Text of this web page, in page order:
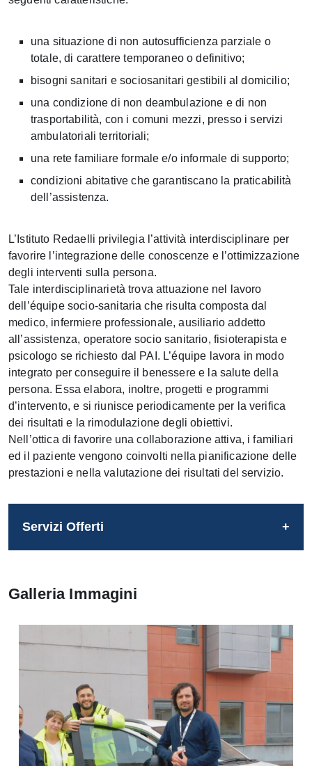
una situazione di non autosufficienza parziale o
totale, di carattere temporaneo o definitivo;
bisogni sanitari e sociosanitari gestibili al domicilio;
una condizione di non deambulazione e di non
trasportabilità, con i comuni mezzi, presso i servizi
ambulatoriali territoriali;
una rete familiare formale e/o informale di supporto;
condizioni abitative che garantiscano la praticabilità
dell’assistenza.
L’Istituto Redaelli privilegia l’attività interdisciplinare per
favorire l’integrazione delle conoscenze e l’ottimizzazione
degli interventi sulla persona.
Tale interdisciplinarietà trova attuazione nel lavoro
dell’équipe socio-sanitaria che risulta composta dal
medico, infermiere professionale, ausiliario addetto
all’assistenza, operatore socio sanitario, fisioterapista e
psicologo se richiesto dal PAI. L’équipe lavora in modo
integrato per conseguire il benessere e la salute della
persona. Essa elabora, inoltre, progetti e programmi
d’intervento, e si riunisce periodicamente per la verifica
dei risultati e la rimodulazione degli obiettivi.
Nell’ottica di favorire una collaborazione attiva, i familiari
ed il paziente vengono coinvolti nella pianificazione delle
prestazioni e nella valutazione dei risultati del servizio.
Servizi Offerti
Galleria Immagini